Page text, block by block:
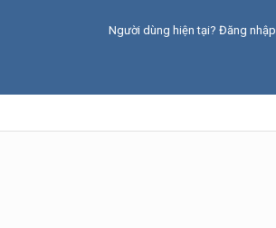
Người dùng hiện tại? Đăng nhập